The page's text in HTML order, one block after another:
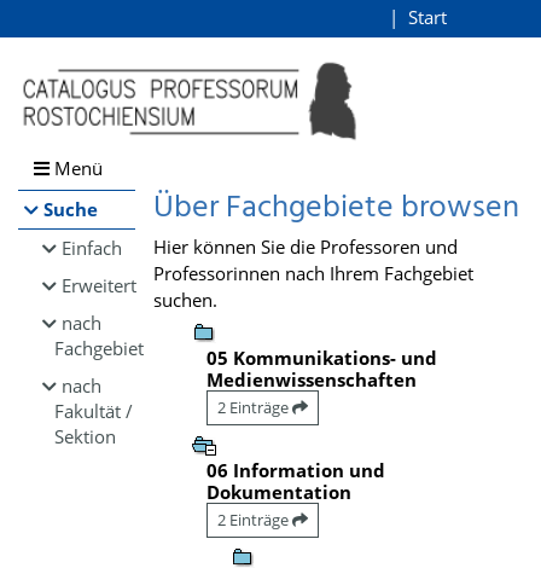
Browsen
direkt zum Inhalt
Start
Menü
Suche
Einfach
Erweitert
nach
Fachgebiet
nach
Fakultät /
Sektion
Über Fachgebiete browsen
Hier können Sie die Professoren und
Professorinnen nach Ihrem Fachgebiet
suchen.
05 Kommunikations- und
Medienwissenschaften
2 Einträge
06 Information und
Dokumentation
2 Einträge